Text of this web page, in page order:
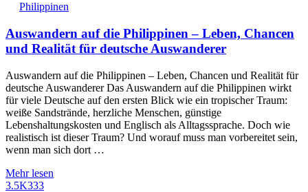
Philippinen
Auswandern auf die Philippinen – Leben, Chancen
und Realität für deutsche Auswanderer
Auswandern auf die Philippinen – Leben, Chancen und Realität für
deutsche Auswanderer Das Auswandern auf die Philippinen wirkt
für viele Deutsche auf den ersten Blick wie ein tropischer Traum:
weiße Sandstrände, herzliche Menschen, günstige
Lebenshaltungskosten und Englisch als Alltagssprache. Doch wie
realistisch ist dieser Traum? Und worauf muss man vorbereitet sein,
wenn man sich dort …
Mehr lesen
3.5K333